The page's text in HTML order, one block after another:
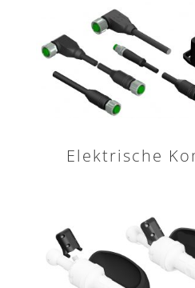
Elektrische